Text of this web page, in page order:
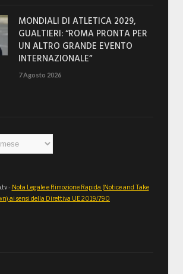
MONDIALI DI ATLETICA 2029,
GUALTIERI: “ROMA PRONTA PER
UN ALTRO GRANDE EVENTO
INTERNAZIONALE”
7 Agosto 2026
- Nota Legale e Rimozione Rapida (Notice and Take
ai sensi della Direttiva UE 2019/790